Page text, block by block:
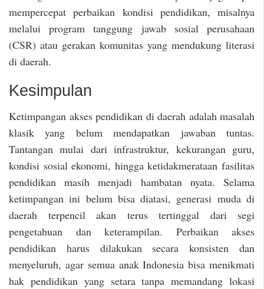
mempercepat perbaikan kondisi pendidikan, misalnya
melalui program tanggung jawab sosial perusahaan
(CSR) atau gerakan komunitas yang mendukung literasi
di daerah.
Kesimpulan
Ketimpangan akses pendidikan di daerah adalah masalah
klasik yang belum mendapatkan jawaban tuntas.
Tantangan mulai dari infrastruktur, kekurangan guru,
kondisi sosial ekonomi, hingga ketidakmerataan fasilitas
pendidikan masih menjadi hambatan nyata. Selama
ketimpangan ini belum bisa diatasi, generasi muda di
daerah terpencil akan terus tertinggal dari segi
pengetahuan dan keterampilan. Perbaikan akses
pendidikan harus dilakukan secara konsisten dan
menyeluruh, agar semua anak Indonesia bisa menikmati
hak pendidikan yang setara tanpa memandang lokasi